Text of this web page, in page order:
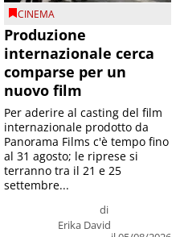
CINEMA
Produzione
internazionale cerca
comparse per un
nuovo film
di
Erika David
Per aderire al casting del film
internazionale prodotto da
Panorama Films c'è tempo fino
al 31 agosto; le riprese si
terranno tra il 21 e 25
settembre...